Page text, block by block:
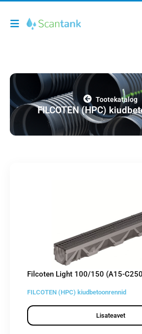
Tootekatalog
FILCOTEN (HPC)
Filcoten Light 100/150 (A15-
FILCOTEN (HPC) kiudbetoonrennid
Lisateavet